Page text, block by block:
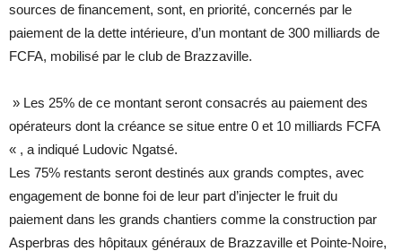
sources de financement, sont, en priorité, concernés par le
paiement de la dette intérieure, d’un montant de 300 milliards de
FCFA, mobilisé par le club de Brazzaville.
» Les 25% de ce montant seront consacrés au paiement des
opérateurs dont la créance se situe entre 0 et 10 milliards FCFA
« , a indiqué Ludovic Ngatsé.
Les 75% restants seront destinés aux grands comptes, avec
engagement de bonne foi de leur part d’injecter le fruit du
paiement dans les grands chantiers comme la construction par
Asperbras des hôpitaux généraux de Brazzaville et Pointe-Noire,